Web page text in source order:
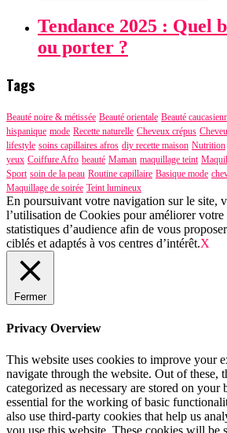
Tendance 2025 : Quel
ou porter ?
Tags
Beauté noire & métissée Beauté orientale Beauté
hispanique mode Recette naturelle Cheveux crépus
lifestyle soins capillaires afros diy recette maison Nutrition
yeux Coiffure Afro beauté Maman maquillage teint
Sport soin de la peau Routine capillaire Basique mode
Maquillage de soirée Teint lumineux
En poursuivant votre navigation sur le site,
l’utilisation de Cookies pour améliorer votre
statistiques d’audience afin de vous
ciblés et adaptés à vos centres d’intérêt.X
Fermer
Privacy Overview
This website uses cookies to improve your
navigate through the website. Out of these,
categorized as necessary are stored on your
essential for the working of basic
also use third-party cookies that help us
you use this website. These cookies will be